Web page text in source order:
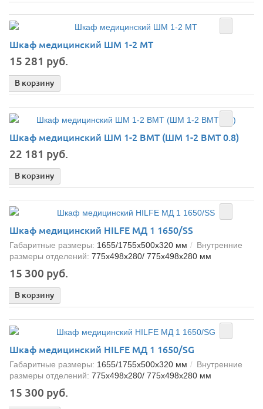
Шкаф медицинский ШМ 1-2 МТ
15 281 руб.
В корзину
Шкаф медицинский ШМ 1-2 ВМТ (ШМ 1-2 ВМТ 0.8)
22 181 руб.
В корзину
Шкаф медицинский HILFE МД 1 1650/SS
Габаритные размеры: 1655/1755x500x320 мм
Внутренние
размеры отделений: 775x498x280/ 775x498x280 мм
15 300 руб.
В корзину
Шкаф медицинский HILFE МД 1 1650/SG
Габаритные размеры: 1655/1755x500x320 мм
Внутренние
размеры отделений: 775x498x280/ 775x498x280 мм
15 300 руб.